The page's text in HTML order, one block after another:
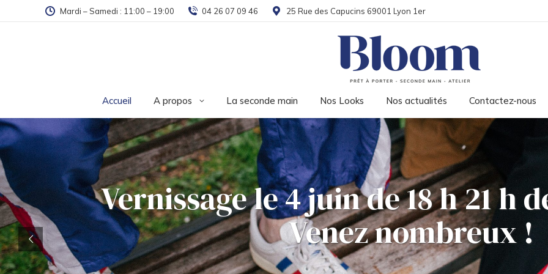
Mardi – Samedi : 11:00 – 19:00 04 26 07 09 46 25 Rue des Capucins 69001 Lyon 1er
Accueil A propos La seconde main Nos Looks Nos actualités Contactez-nous
Vernissage le 4 juin de 18 h 21 h
Venez nombreux !